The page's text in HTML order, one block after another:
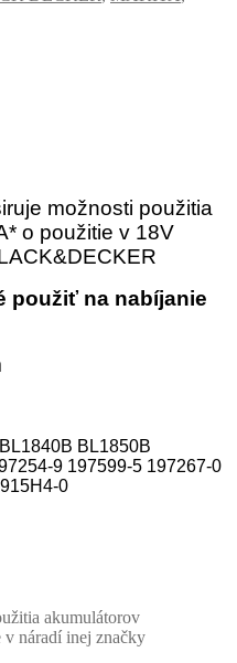
možnosti použitia
o použitie v 18V
použiť na nabíjanie
BL1850B
9 197599-5 197267-0
0
akumulátorov
v náradí inej značky